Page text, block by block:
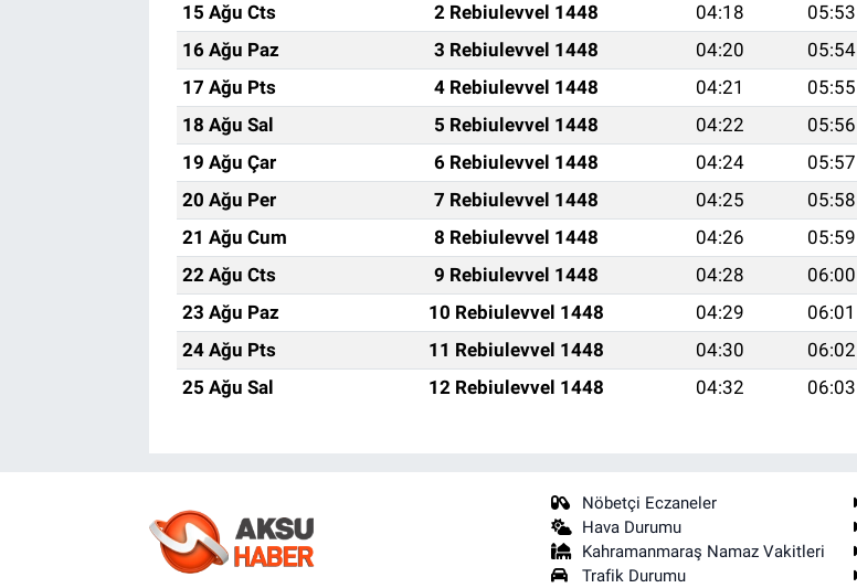
15 Ağu Cts
2 Rebiulevvel 1448 04:18 05:53
16 Ağu Paz
3 Rebiulevvel 1448 04:20 05:54
17 Ağu Pts
4 Rebiulevvel 1448 04:21 05:55
18 Ağu Sal
5 Rebiulevvel 1448 04:22 05:56
19 Ağu Çar
6 Rebiulevvel 1448 04:24 05:57
20 Ağu Per
7 Rebiulevvel 1448 04:25 05:58
21 Ağu Cum
8 Rebiulevvel 1448 04:26 05:59
22 Ağu Cts
9 Rebiulevvel 1448 04:28 06:00
23 Ağu Paz
10 Rebiulevvel 1448 04:29 06:01
24 Ağu Pts
11 Rebiulevvel 1448 04:30 06:02
25 Ağu Sal
12 Rebiulevvel 1448 04:32 06:03
Nöbetçi Eczaneler
Hava Durumu
Kahramanmaraş Namaz Vakitleri
Trafik Durumu